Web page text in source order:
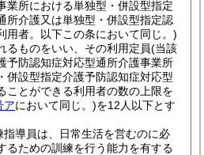
業所における単独型・併設型指定
所介護又は単独型・併設型指定認
用者。以下この条において同じ。)
るものをいい、その利用定員(当該
予防認知症対応型通所介護事業所
併設型指定介護予防認知症対応型
ことができる利用者の数の上限を
アにおいて同じ。)を12人以下とす
指導員は、日常生活を営むのに必
るための訓練を行う能力を有する